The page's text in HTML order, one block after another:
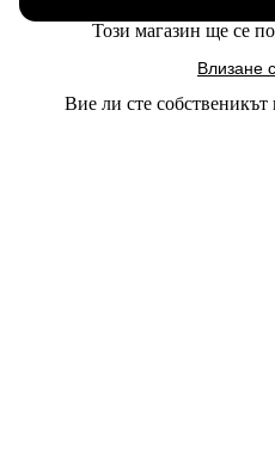
Този магазин ще се
Влизане
Вие ли сте собственикът